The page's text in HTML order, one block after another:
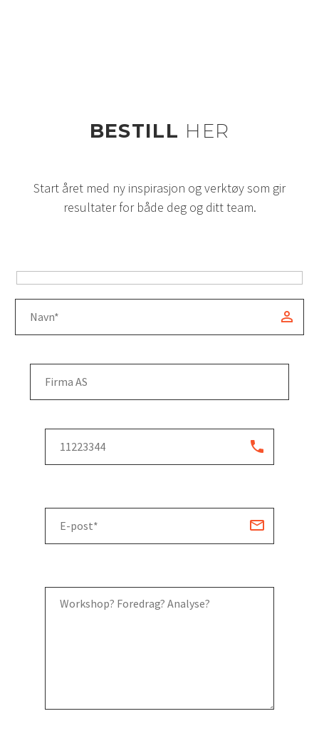
BESTILL HER
Start året med ny inspirasjon og verktøy som gir
resultater for både deg og ditt team.
Hidden
fields